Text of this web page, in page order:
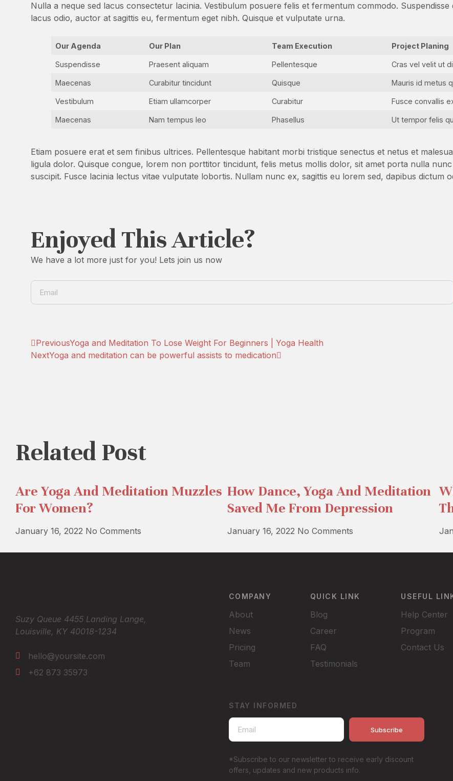
Nulla a neque sed lacus consectetur lacinia. Vestibulum posuere felis et fermentum commodo. Suspendisse
lacus odio, auctor at sagittis eu, fermentum eget nibh. Quisque et vulputate urna.
Our Agenda Our Plan Team Execution Project Planing
Suspendisse Praesent aliquam Pellentesque Cras vel velit ut
Maecenas Curabitur tincidunt Quisque Mauris id metus
Vestibulum Etiam ullamcorper Curabitur Fusce convallis
Maecenas Nam tempus leo Phasellus Ut tempor felis
Etiam posuere erat et sem finibus ultrices. Pellentesque habitant morbi tristique senectus et netus et
ligula dolor. Quisque congue, lorem non porttitor tincidunt, felis metus mollis dolor, sit amet porta nulla
suscipit. Fusce lacinia lectus vitae vulputate lobortis. Nullam nunc ex, sagittis eu lorem sed, dapibus dictum
Enjoyed This Article?
We have a lot more just for you! Lets join us now
PreviousYoga and Meditation To Lose Weight For Beginners | Yoga Health
NextYoga and meditation can be powerful assists to medication
Related Post
Are Yoga And Meditation Muzzles
For Women?
January 16, 2022 No Comments
How Dance, Yoga And Meditation
Saved Me From Depression
January 16, 2022 No Comments
Suzy Queue 4455 Landing Lange,
Louisville, KY 40018-1234
hello@yoursite.com
+62 873 35973
COMPANY
About
News
Pricing
Team
QUICK LINK
Blog
Career
FAQ
Testimonials
USEFUL
Help Center
Program
Contact Us
STAY INFORMED
Subscribe
*Subscribe to our newsletter to receive early discount
offers, updates and new products info.